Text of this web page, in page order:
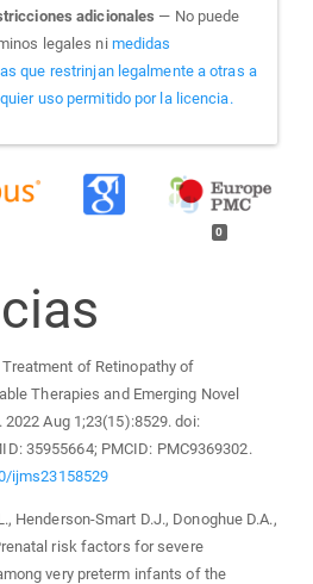
adicionales — No puede
legales ni medidas
que restrinjan legalmente a otras a
uso permitido por la licencia.
0
of Retinopathy of
Therapies and Emerging Novel
Aug 1;23(15):8529. doi:
35955664; PMCID: PMC9369302.
ijms23158529
Henderson-Smart D.J., Donoghue D.A.,
risk factors for severe
very preterm infants of the